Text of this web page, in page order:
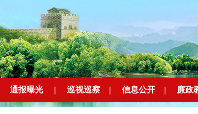
通报曝光 | 巡视巡察 | 信息公开 | 廉政